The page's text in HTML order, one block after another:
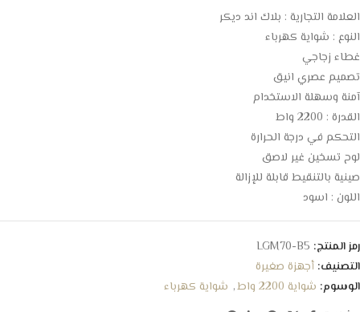
العلامة التجارية : بلاك اند ديكر
النوع : شواية كهرباء
غطاء زجاجي
تصميم عصري انيق
آمنة وسهلة الاستخدام
القدرة : 2200 واط
التحكم في درجة الحرارة
لوح تسخين غير لاصق
صينية بالتنقيط قابلة للإزالة
اللون : اسود
رمز المنتج: LGM70-B5
التصنيف: أجهزة صغيرة
الوسوم: شواية 2200 واط , شواية كهرباء